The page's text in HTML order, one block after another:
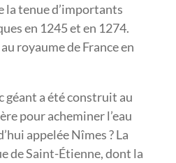
la tenue d’importants
en 1245 et en 1274.
royaume de France en
géant a été construit au
pour acheminer l’eau
appelée Nîmes ? La
de Saint-Étienne, dont la